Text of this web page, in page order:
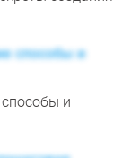
способы и